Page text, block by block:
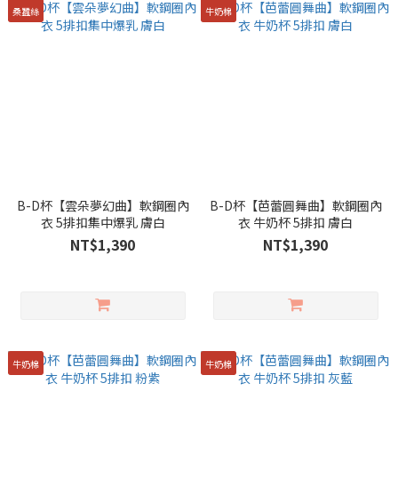
桑蠶絲
B-D杯【雲朵夢幻曲】軟鋼圈內
衣 5排扣集中爆乳 膚白
NT$1,390
牛奶棉
B-D杯【芭蕾圓舞曲】軟鋼圈內
衣 牛奶杯 5排扣 膚白
NT$1,390
牛奶棉 牛奶棉